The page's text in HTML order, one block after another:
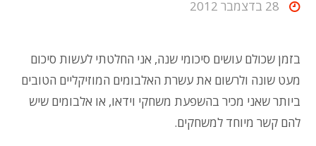
28 בדצמבר 2012
בזמן שכולם עושים סיכומי שנה, אני החלטתי לעשות סיכום
מעט שונה ולרשום את עשרת האלבומים המוזיקליים הטובים
ביותר שאני מכיר בהשפעת משחקי וידאו, או אלבומים שיש
להם קשר מיוחד למשחקים.